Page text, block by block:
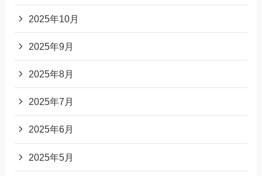
2025年10月
2025年9月
2025年8月
2025年7月
2025年6月
2025年5月